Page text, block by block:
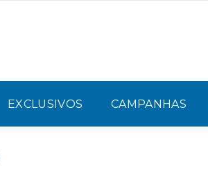
EXCLUSIVOS CAMPANHAS